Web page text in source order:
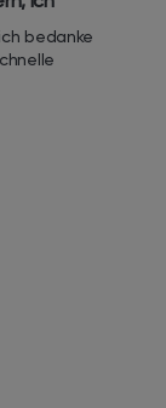
und die
bedanke